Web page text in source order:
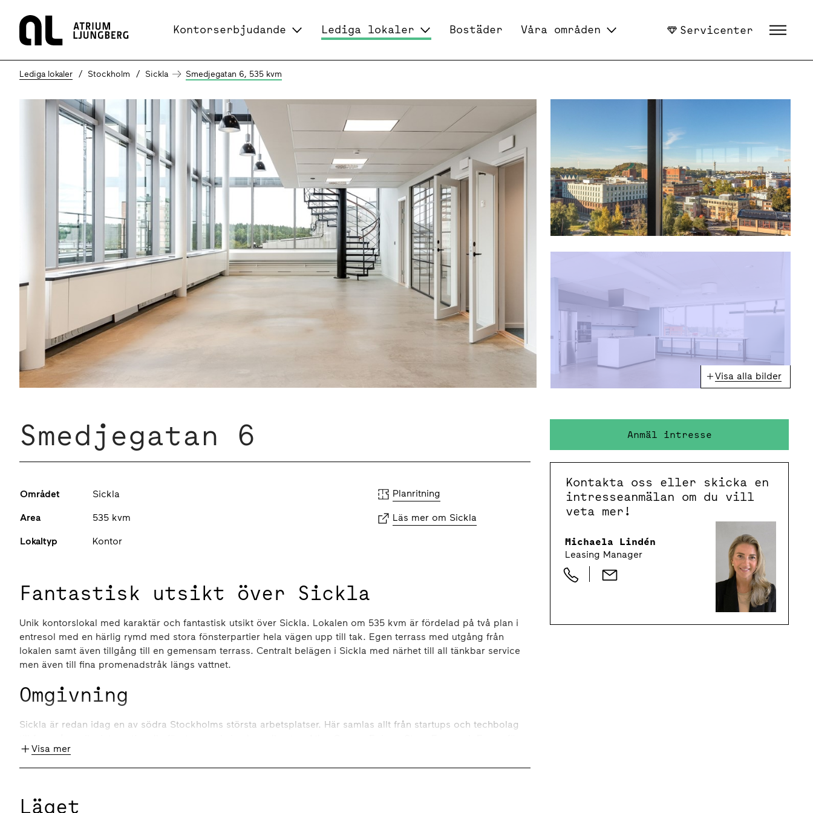
Hem
Kontorserbjudande Lediga lokaler Bostäder Våra områden Servicenter
Lediga lokaler Stockholm Sickla Smedjegatan 6, 535 kvm
Visa alla bilder
Smedjegatan 6
Området Sickla
Area 535 kvm
Lokaltyp Kontor
Planritning
Läs mer om Sickla
Fantastisk utsikt över Sickla
Unik kontorslokal med karaktär och fantastisk utsikt över Sickla. Lokalen om 535 kvm är fördelad på två plan i
entresol med en härlig rymd med stora fönsterpartier hela vägen upp till tak. Egen terrass med utgång från
lokalen samt även tillgång till en gemensam terrass. Centralt belägen i Sickla med närhet till all tänkbar service
men även till fina promenadstråk längs vattnet.
Omgivning
Sickla är redan idag en av södra Stockholms största arbetsplatser. Här samlas allt från startups och techbolag
att nämna några.
allt du behöver inom 5 minuter - levande gatustråk med restauranger, caféer, butiker, träning, service, kulturhus,
Visa mer
Läget
Anmäl intresse
Kontakta oss eller skicka en
intresseanmälan om du vill
veta mer!
Michaela Lindén
Leasing Manager